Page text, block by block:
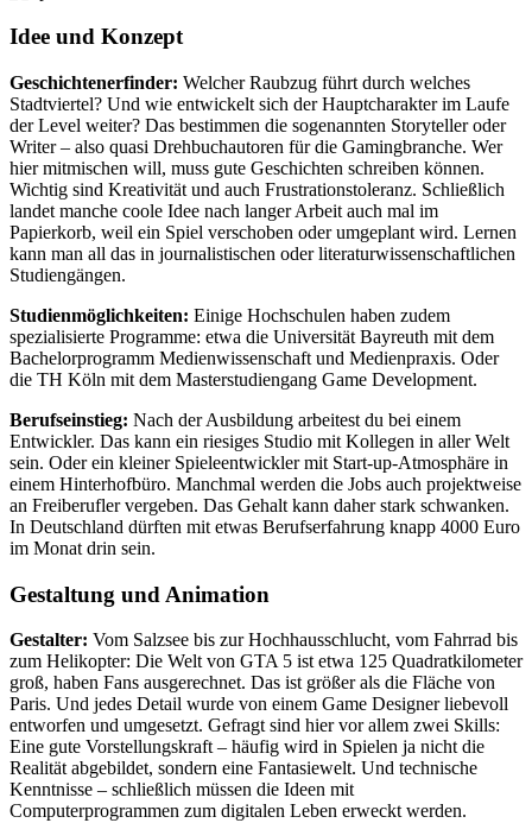
Idee und Konzept
Geschichtenerfinder: Welcher Raubzug führt durch welches
Stadtviertel? Und wie entwickelt sich der Hauptcharakter im Laufe
der Level weiter? Das bestimmen die sogenannten Storyteller oder
Writer – also quasi Drehbuchautoren für die Gamingbranche. Wer
hier mitmischen will, muss gute Geschichten schreiben können.
Wichtig sind Kreativität und auch Frustrationstoleranz. Schließlich
landet manche coole Idee nach langer Arbeit auch mal im
Papierkorb, weil ein Spiel verschoben oder umgeplant wird. Lernen
kann man all das in journalistischen oder literaturwissenschaftlichen
Studiengängen.
Studienmöglichkeiten: Einige Hochschulen haben zudem
spezialisierte Programme: etwa die Universität Bayreuth mit dem
Bachelorprogramm Medienwissenschaft und Medienpraxis. Oder
die TH Köln mit dem Masterstudiengang Game Development.
Berufseinstieg: Nach der Ausbildung arbeitest du bei einem
Entwickler. Das kann ein riesiges Studio mit Kollegen in aller Welt
sein. Oder ein kleiner Spieleentwickler mit Start-up-Atmosphäre in
einem Hinterhofbüro. Manchmal werden die Jobs auch projektweise
an Freiberufler vergeben. Das Gehalt kann daher stark schwanken.
In Deutschland dürften mit etwas Berufserfahrung knapp 4000 Euro
im Monat drin sein.
Gestaltung und Animation
Gestalter: Vom Salzsee bis zur Hochhausschlucht, vom Fahrrad bis
zum Helikopter: Die Welt von GTA 5 ist etwa 125 Quadratkilometer
groß, haben Fans ausgerechnet. Das ist größer als die Fläche von
Paris. Und jedes Detail wurde von einem Game Designer liebevoll
entworfen und umgesetzt. Gefragt sind hier vor allem zwei Skills:
Eine gute Vorstellungskraft – häufig wird in Spielen ja nicht die
Realität abgebildet, sondern eine Fantasiewelt. Und technische
Kenntnisse – schließlich müssen die Ideen mit
Computerprogrammen zum digitalen Leben erweckt werden.